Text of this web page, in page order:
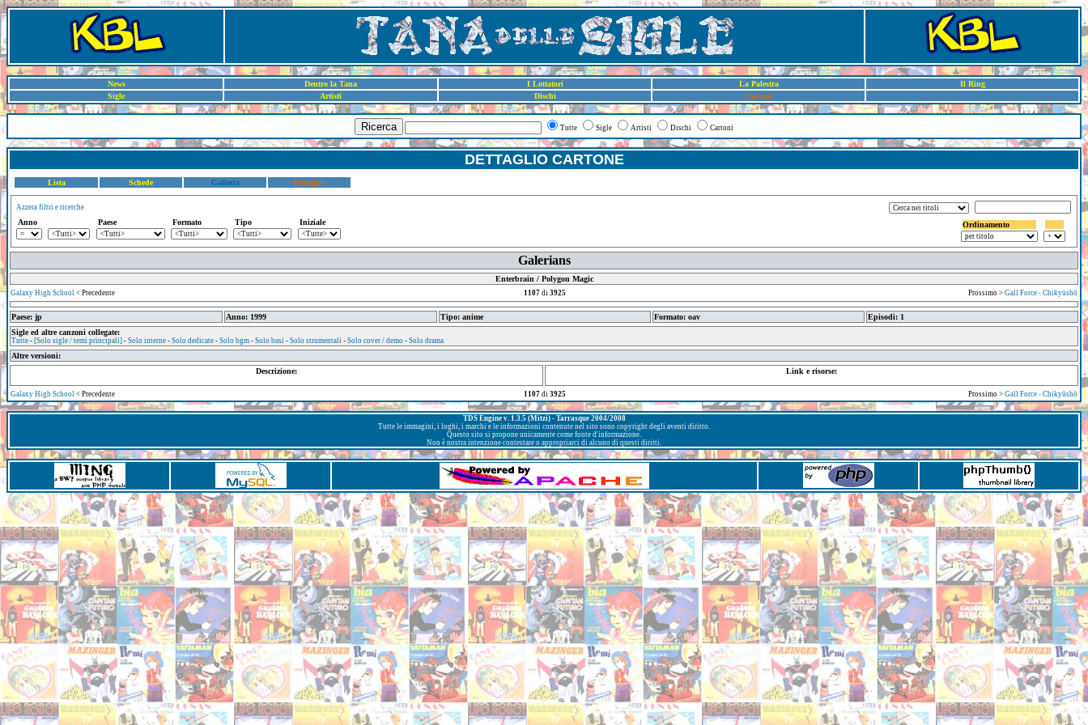
News Dentro la Tana I Lottatori La Palestra
Il Ring
Sigle
Artisti Dischi Cartoni
Ricerca Tutte Sigle Artisti Dischi Cartoni
DETTAGLIO CARTONE
Lista Schede Galleria Dettaglio
Azzera filtri e ricerche
Anno Paese Formato Tipo Iniziale Ordinamento
Galerians
Enterbrain / Polygon Magic
Galaxy High School < Precedente 1107di 3925 Prossimo > Gall Force - Chikyūshō
Paese: jp Anno: 1999 Tipo: anime Formato: oav
Episodi: 1
Sigle ed altre canzoni collegate:
Tutte - [Solo sigle / temi principali] - Solo interne - Solo dedicate - Solo bgm - Solo basi - Solo strumentali - Solo cover / demo - Solo drama
Altre versioni:
Descrizione:
Link e risorse:
Galaxy High School < Precedente 1107di 3925 Prossimo > Gall Force - Chikyūshō
TDS Engine v. 1.3.5 (Mitzi) - Tarrasque 2004/2008
Tutte le immagini, i loghi, i marchi e le informazioni contenute nel sito sono copyright degli aventi diritto.
Questo sito si propone unicamente come fonte d'informazione.
Non è nostra intenzione contestare o appropriarci di alcuno di questi diritti.